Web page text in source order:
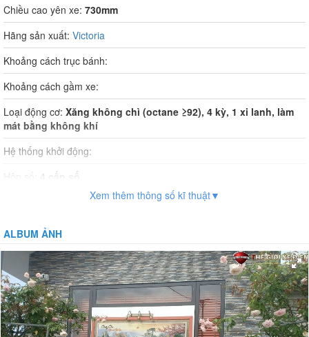
Chiều cao yên xe: 730mm
Hãng sản xuất: Victoria
Khoảng cách trục bánh:
Khoảng cách gầm xe:
Loại động cơ: Xăng không chì (octane ≥92), 4 kỳ, 1 xi lanh, làm
mát bằng không khí
Hệ thống khởi động:
Hộp số:
4 cấp số
49.5cm3
Dung tích bình xăng:
Phuộc trước:Phuộc nhún, giảm chấn thủy lực
Phuộc sau:Ống lồng, giảm chất thủy lực
Vận tốc tối đa:50km/h
Khối lượng bản thân:80kg
Xem thêm thông số kĩ thuật▼
ALBUM ẢNH